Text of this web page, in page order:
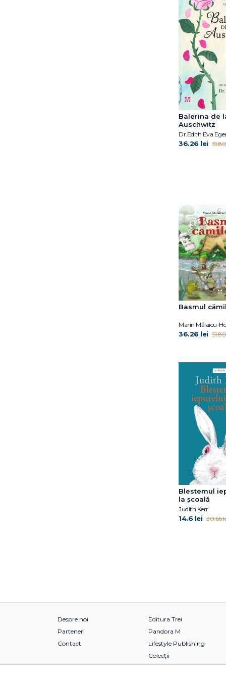
John Updike
Balerina de
Auschwitz
Dr.Edith Eva
36.26 lei
Basmul
Marin Mălaicu-
36.26 lei
Blestemul
la școală
Judith Kerr
14.6 lei 30.66
Despre noi
Parteneri
Contact
Editura Trei
Pandora M
Lifestyle Publishing
Colecții